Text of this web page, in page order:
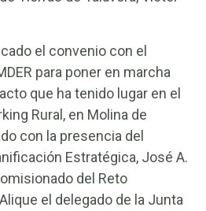
el convenio con el
para poner en marcha
que ha tenido lugar en el
Rural, en Molina de
con la presencia del
Estratégica, José A.
del Reto
el delegado de la Junta